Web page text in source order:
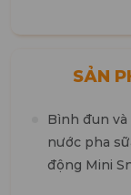
SẢN
Bình đun và
nước pha
động Mini